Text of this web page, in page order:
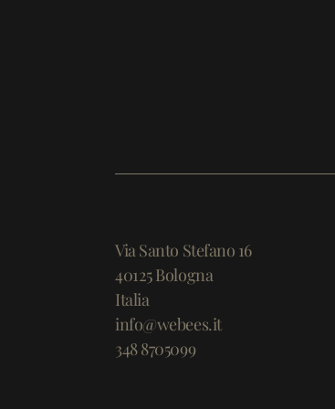
Via Santo Stefano 16
40125 Bologna
Italia
info@webees.it
348 8705099